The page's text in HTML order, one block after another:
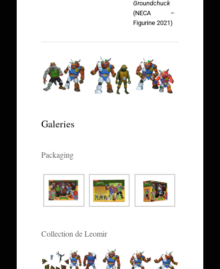
Groundchuck
(NECA –
Figurine 2021)
Galeries
Packaging
Collection de Leomir